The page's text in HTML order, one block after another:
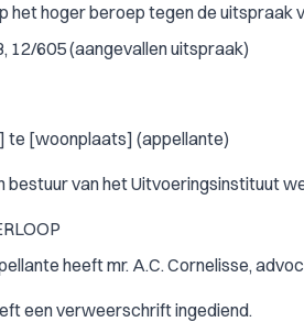
het hoger beroep tegen de uitspraak
12/605 (aangevallen uitspraak)
te [woonplaats] (appellante)
bestuur van het Uitvoeringsinstituut
heeft mr. A.C. Cornelisse,
een verweerschrift ingediend.